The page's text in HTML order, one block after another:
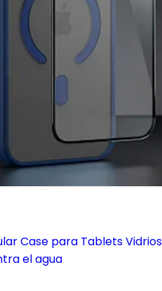
Case para TabletsVidrios
el agua
personales